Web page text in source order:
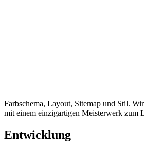
Farbschema, Layout, Sitemap und Stil.
mit einem einzigartigen Meisterwerk zum
Entwicklung